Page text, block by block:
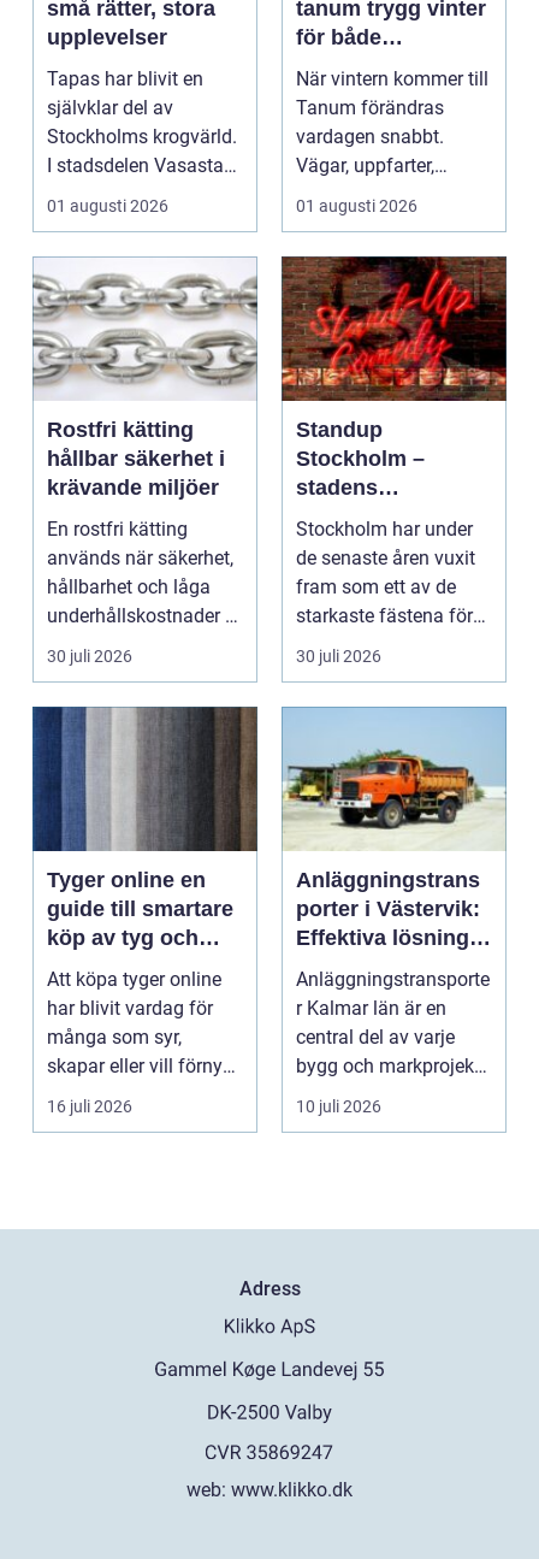
små rätter, stora
upplevelser
Tapas har blivit en
självklar del av
Stockholms krogvärld.
I stadsdelen Vasastan
har utvecklingen gå...
01 augusti 2026
tanum trygg vinter
för både
privatpersoner och
företag
När vintern kommer till
Tanum förändras
vardagen snabbt.
Vägar, uppfarter,
parkeringar och
01 augusti 2026
Rostfri kätting
hållbar säkerhet i
krävande miljöer
En rostfri kätting
används när säkerhet,
hållbarhet och låga
underhållskostnader är
viktigare än läg...
30 juli 2026
Standup
Stockholm –
stadens
vardagsrum för
skratt
Stockholm har under
de senaste åren vuxit
fram som ett av de
starkaste fästena för
s...
30 juli 2026
Tyger online en
guide till smartare
köp av tyg och
hemtextil
Att köpa tyger online
har blivit vardag för
många som syr,
skapar eller vill förnya
hemmet utan att ...
16 juli 2026
Anläggningstrans
porter i Västervik:
Effektiva lösningar
för bygg och
markarbete
Anläggningstransporte
r Kalmar län är en
central del av varje
bygg och markprojekt i
o...
10 juli 2026
Adress
web: www.klikko.dk